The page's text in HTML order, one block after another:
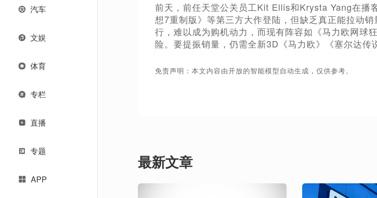
汽车
文娱
体育
专栏
直播
专题
APP
前天，前任天堂公关员工Kit Ellis和Krysta Yang在播
想7重制版》等第三方大作登陆，但缺乏真正能拉动
行，难以成为购机动力，而现有阵容如《马力欧网球
险。要提振销量，仍需全新3D《马力欧》《塞尔达传
免责声明：本文内容由开放的智能模型自动生成，仅供参考。
最新文章